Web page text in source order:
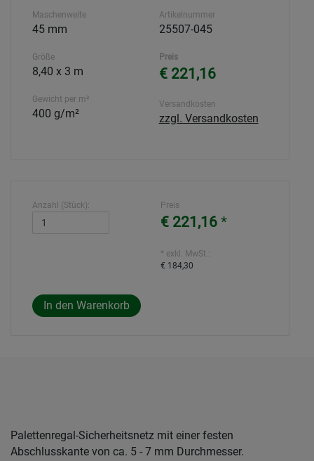
Maschenweite
45 mm
Größe
8,40 x 3 m
Gewicht per m²
400 g/m²
Artikelnummer
25507-045
Preis
€ 221,16
Versandkosten
zzgl. Versandkosten
Anzahl (Stück): Preis
€ 221,16 *
* exkl. MwSt.:
€ 184,30
Palettenregal-Sicherheitsnetz mit einer festen
Abschlusskante von ca. 5 - 7 mm Durchmesser.